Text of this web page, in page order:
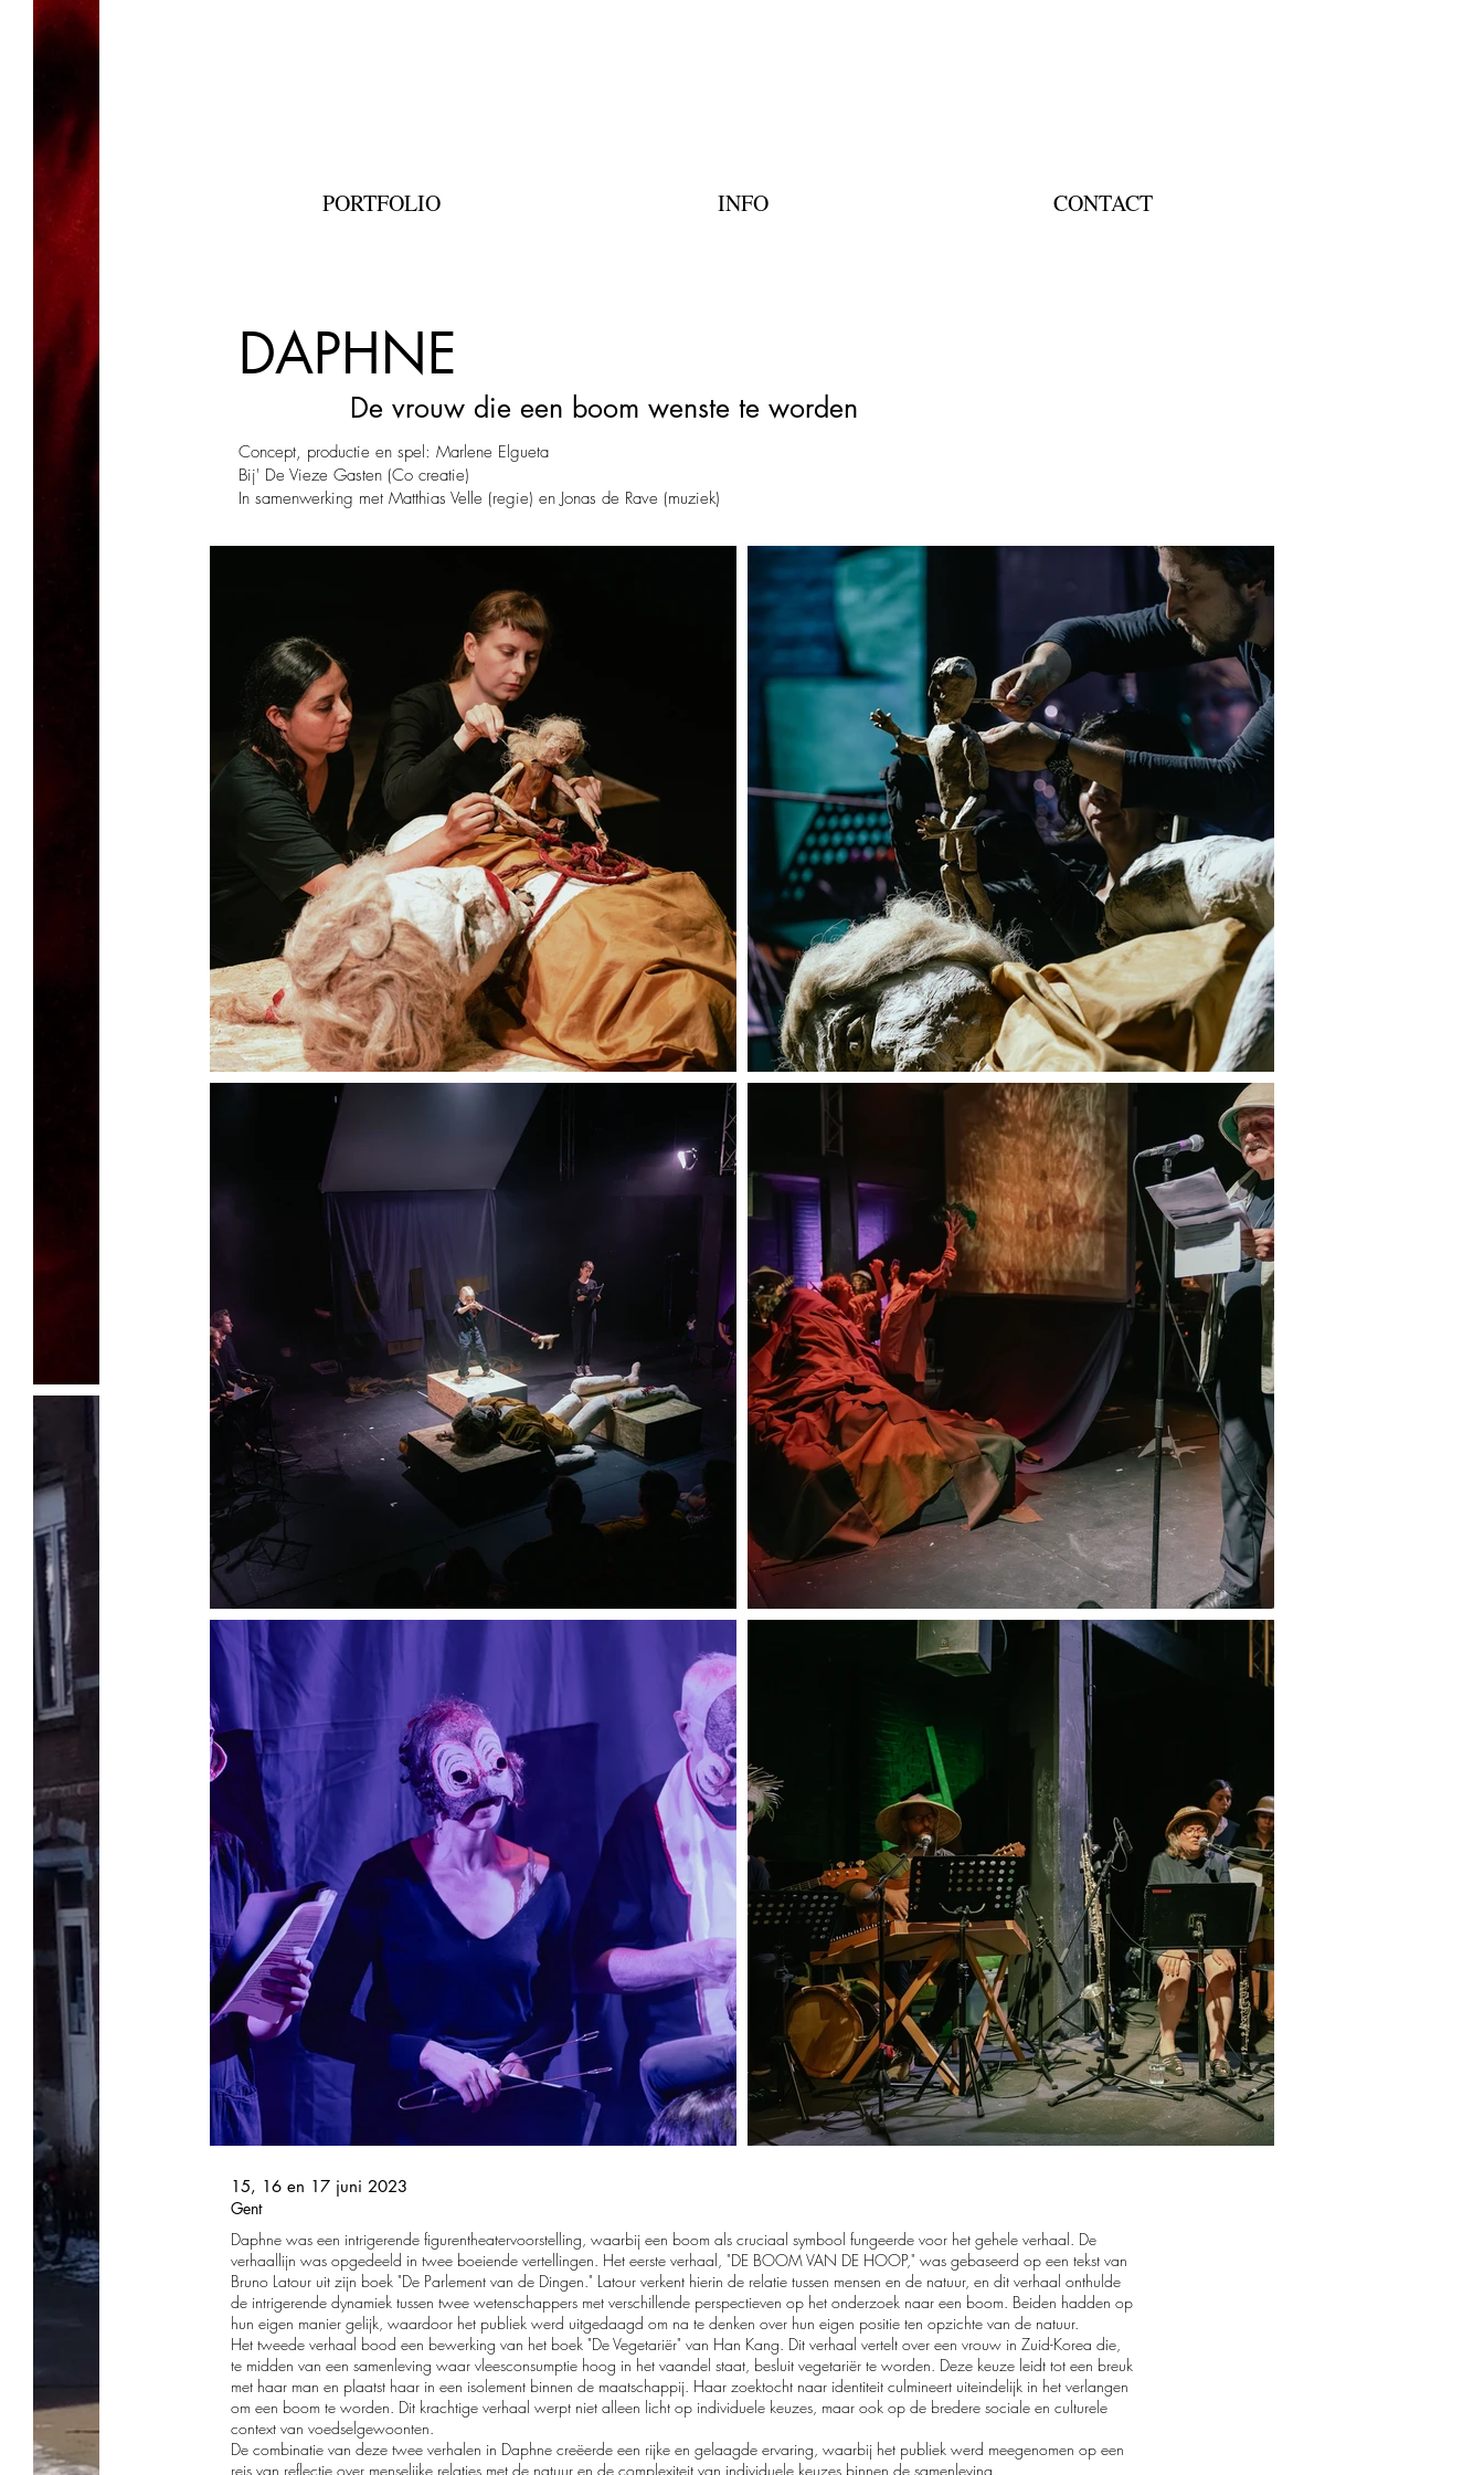
PORTFOLIO INFO CONTACT
DAPHNE
De vrouw die een boom wenste te worden
Concept, productie en spel: Marlene Elgueta
Bij' De Vieze Gasten (Co creatie)
In samenwerking met Matthias Velle (regie) en Jonas de Rave (muziek)
15, 16 en 17 juni 2023
Gent
Daphne was een intrigerende figurentheatervoorstelling, waarbij een boom als cruciaal symbool fungeerde voor het gehele verhaal. De
verhaallijn was opgedeeld in twee boeiende vertellingen. Het eerste verhaal, "DE BOOM VAN DE HOOP," was gebaseerd op een tekst van
Bruno Latour uit zijn boek "De Parlement van de Dingen." Latour verkent hierin de relatie tussen mensen en de natuur, en dit verhaal onthulde
de intrigerende dynamiek tussen twee wetenschappers met verschillende perspectieven op het onderzoek naar een boom. Beiden hadden op
hun eigen manier gelijk, waardoor het publiek werd uitgedaagd om na te denken over hun eigen positie ten opzichte van de natuur.
Het tweede verhaal bood een bewerking van het boek "De Vegetariër" van Han Kang. Dit verhaal vertelt over een vrouw in Zuid-Korea die,
te midden van een samenleving waar vleesconsumptie hoog in het vaandel staat, besluit vegetariër te worden. Deze keuze leidt tot een breuk
met haar man en plaatst haar in een isolement binnen de maatschappij. Haar zoektocht naar identiteit culmineert uiteindelijk in het verlangen
om een boom te worden. Dit krachtige verhaal werpt niet alleen licht op individuele keuzes, maar ook op de bredere sociale en culturele
context van voedselgewoonten.
De combinatie van deze twee verhalen in Daphne creëerde een rijke en gelaagde ervaring, waarbij het publiek werd meegenomen op een
reis van reflectie over menselijke relaties met de natuur en de complexiteit van individuele keuzes binnen de samenleving.